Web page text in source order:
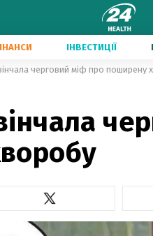
ІНВЕСТИЦІЇ
черговий міф про поширену